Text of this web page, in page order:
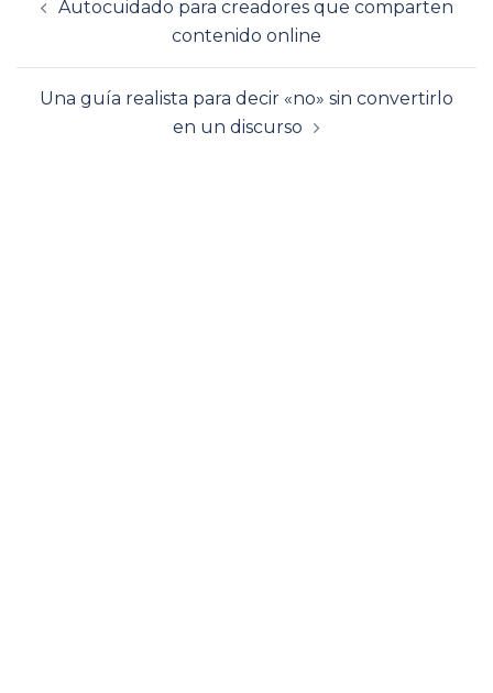
Autocuidado para creadores que comparten
contenido online
Una guía realista para decir «no» sin convertirlo
en un discurso